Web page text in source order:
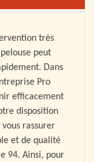
très
peut
Dans
Pro
efficacement
disposition
vous rassurer
et de qualité
94. Ainsi, pour